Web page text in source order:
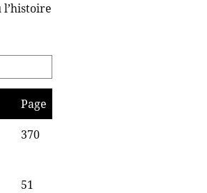
l’histoire
Page
370
51